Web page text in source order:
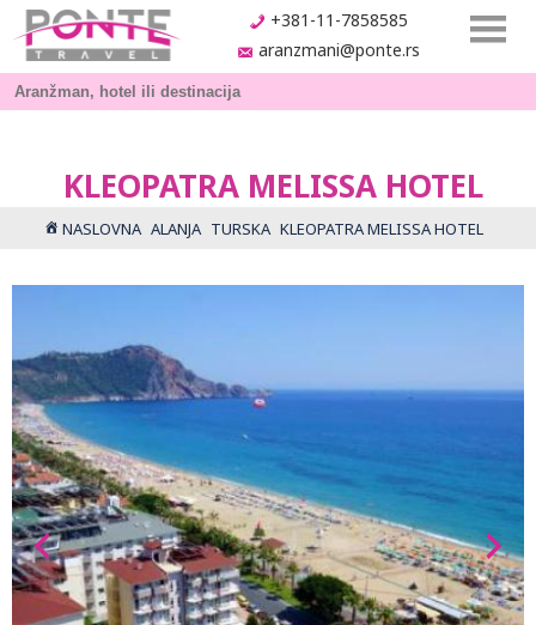
+381-11-7858585
aranzmani@ponte.rs
KLEOPATRA MELISSA HOTEL
NASLOVNA ALANJA TURSKA KLEOPATRA MELISSA HOTEL